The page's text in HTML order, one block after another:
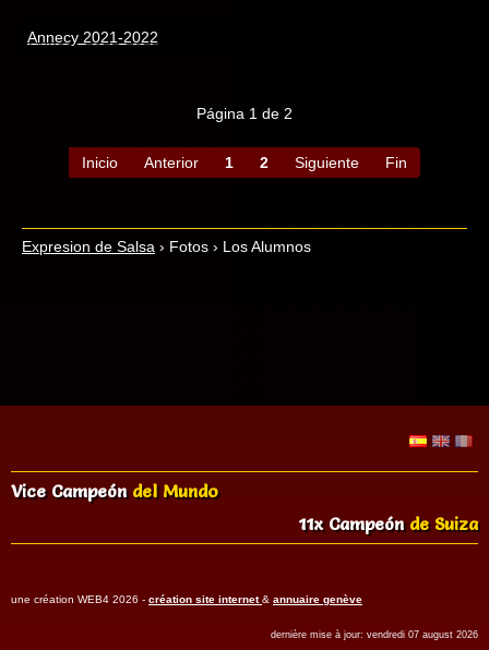
Annecy 2021-2022
Página 1 de 2
Inicio Anterior 1 2 Siguiente Fin
Expresion de Salsa › Fotos › Los Alumnos
Vice Campeón del Mundo
11x Campeón de Suiza
une création WEB4 2026 - création site internet & annuaire genève
dernière mise à jour: vendredi 07 august 2026